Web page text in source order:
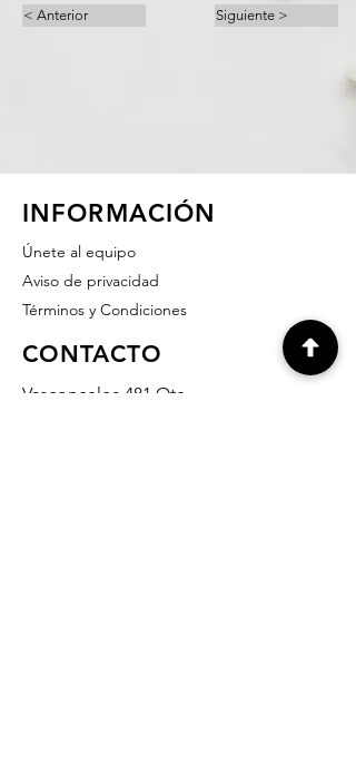
< Anterior Siguiente >
INFORMACIÓN
Únete al equipo
Aviso de privacidad
Términos y Condiciones
CONTACTO
Vasconcelos 481 Ote.